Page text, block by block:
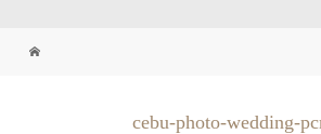
cebu-photo-wedding-